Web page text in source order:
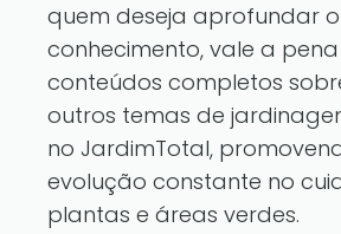
quem deseja aprofundar o
conhecimento, vale a
conteúdos completos
outros temas de
no JardimTotal,
evolução constante no
plantas e áreas verdes.